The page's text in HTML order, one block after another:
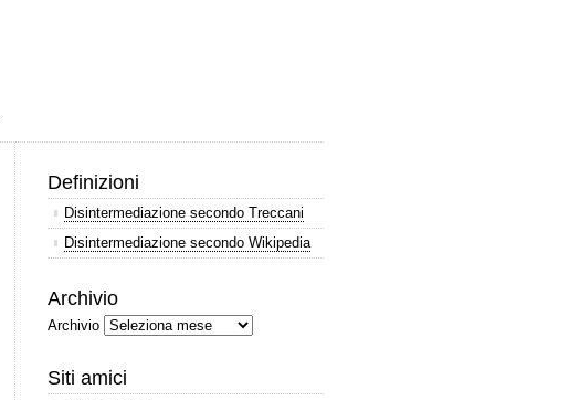
Definizioni
Disintermediazione secondo Treccani
Disintermediazione secondo Wikipedia
Archivio
Archivio
Siti amici